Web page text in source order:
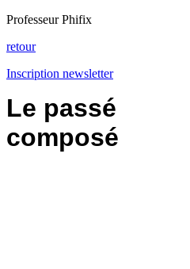
Professeur Phifix
retour
Inscription newsletter
Le passé
composé